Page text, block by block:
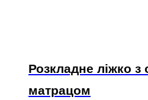
Розкладне ліжко
матрацом